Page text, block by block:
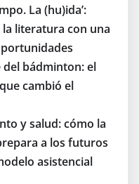
La (hu)ida’:
literatura con una
del bádminton: el
cambió el
y salud: cómo la
a los futuros
asistencial